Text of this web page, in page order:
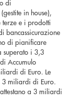
di
in house),
e i prodotti
bancassicurazione
di pianificare
superato i 3,3
Accumulo
di Euro. Le
3 miliardi di Euro.
a 3 miliardi